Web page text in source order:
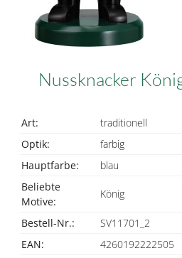
Nussknacker
Art:
traditionell
Optik:
farbig
Hauptfarbe:
blau
Beliebte
Motive:
König
Bestell-Nr.:
SV11701_2
EAN:
4260192222505